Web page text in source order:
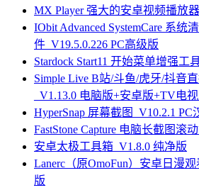
MX Player 强大的安卓视频播放
IObit Advanced SystemCare 系统
件_V19.5.0.226 PC高级版
Stardock Start11 开始菜单增强工
Simple Live B站/斗鱼/虎牙/抖音
_V1.13.0 电脑版+安卓版+TV电
HyperSnap 屏幕截图_V10.2.1 PC
FastStone Capture 电脑长截图滚
安卓太极工具箱_V1.8.0 纯净版
Lanerc（原OmoFun）安卓日漫
版